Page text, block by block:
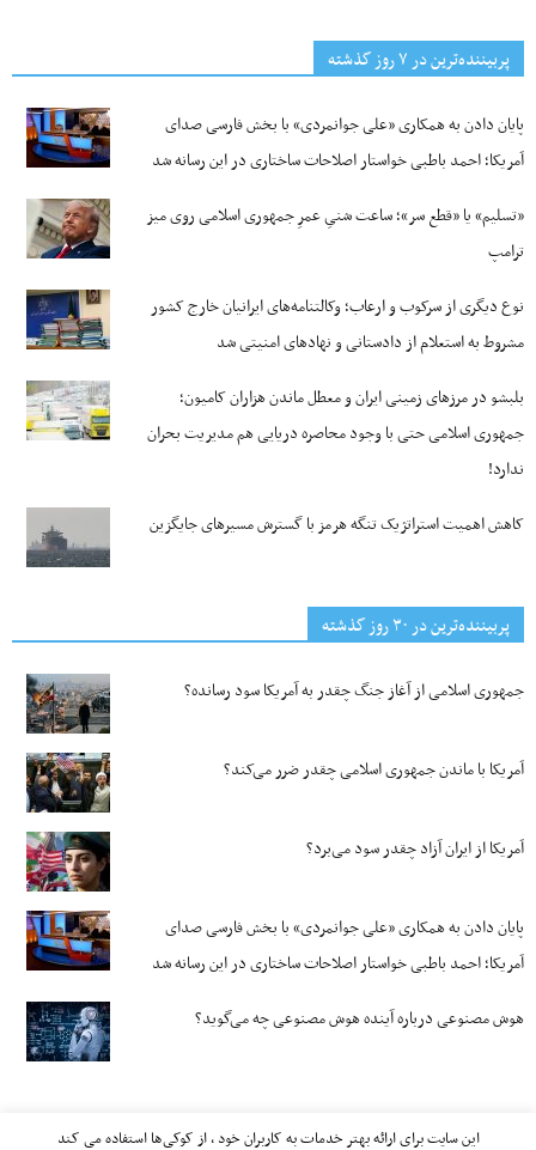
پربیننده‌ترین‌ در ۷ روز گذشته
پایان دادن به همکاری «علی جوانمردی» با بخش فارسی صدای
آمریکا؛ احمد باطبی خواستار اصلاحات ساختاری در این رسانه شد
«تسلیم» یا «قطع سر»؛ ساعت شنیِ عمرِ جمهوری اسلامی روی میز
ترامپ
نوع دیگری از سرکوب و ارعاب؛ وکالتنامه‌های ایرانیان خارج کشور
مشروط به استعلام از دادستانی و نهادهای امنیتی شد
بلبشو در مرزهای زمینی ایران و معطل ماندن هزاران کامیون؛
جمهوری اسلامی حتی با وجود محاصره دریایی هم مدیریت بحران
ندارد!
کاهش اهمیت استراتژیک تنگه‌ هرمز با گسترش مسیرهای جایگزین
پربیننده‌ترین‌ در ۳۰ روز گذشته
جمهوری اسلامی از آغاز جنگ چقدر به آمریکا سود رسانده؟
آمریکا با ماندن جمهوری اسلامی چقدر ضرر می‌کند؟
آمریکا از ایران آزاد چقدر سود می‌برد؟
پایان دادن به همکاری «علی جوانمردی» با بخش فارسی صدای
آمریکا؛ احمد باطبی خواستار اصلاحات ساختاری در این رسانه شد
هوش مصنوعی درباره آینده هوش مصنوعی چه می‌گوید؟
این سایت برای ارائه بهتر خدمات به کاربران خود ، از کوکی‌ها استفاده می کند